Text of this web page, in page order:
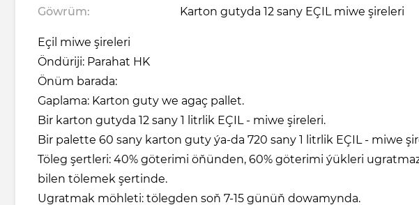
Göwrüm:
Karton gutyda 12 sany EÇIL miwe şireleri
Eçil miwe şireleri
Öndüriji: Parahat HK
Önüm barada:
Gaplama: Karton guty we agaç pallet.
Bir karton gutyda 12 sany 1 litrlik EÇIL - miwe şireleri.
Bir palette 60 sany karton guty ýa-da 720 sany 1 litrlik EÇIL - miwe
Töleg şertleri: 40% göterimi öňünden, 60% göterimi ýükleri
bilen tölemek şertinde.
Ugratmak möhleti: tölegden soň 7-15 günüň dowamynda.